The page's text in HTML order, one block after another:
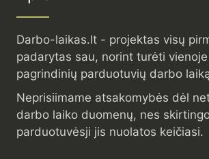
Darbo-laikas.lt - projektas visų
padarytas sau, norint turėti
pagrindinių parduotuvių darbo
Neprisiimame atsakomybės dėl
darbo laiko duomenų, nes
parduotuvėsji jis nuolatos keičiasi.